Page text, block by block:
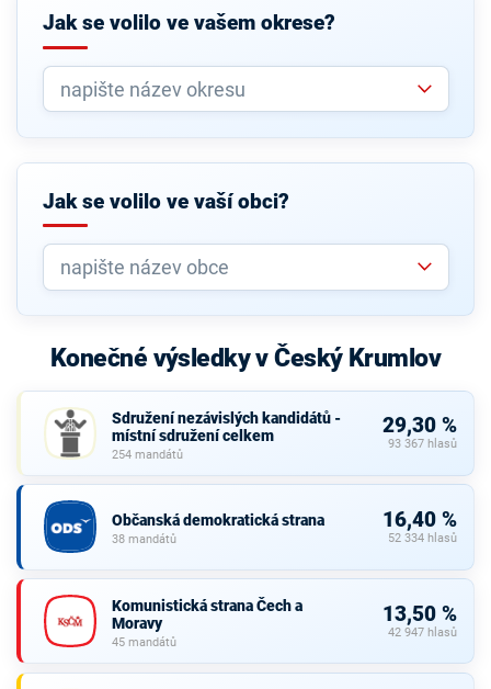
celkem
strana
Jak se volilo ve vašem okrese?
Jak se volilo ve vaší obci?
Konečné výsledky v Český Krumlov
Sdružení nezávislých kandidátů -
místní sdružení celkem
254 mandátů
29,30 %
93 367 hlasů
Občanská demokratická strana
38 mandátů
16,40 %
52 334 hlasů
Komunistická strana Čech a
Moravy
45 mandátů
13,50 %
42 947 hlasů